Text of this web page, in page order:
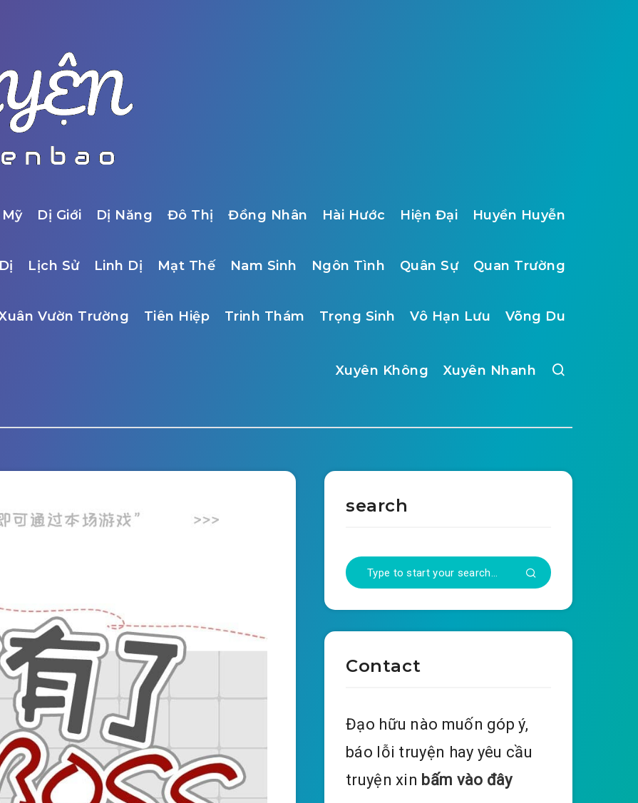
Dị Giới Dị Năng Đô Thị Đồng Nhân Hài Hước Hiện Đại Huyền Huyễn
Lịch Sử Linh Dị Mạt Thế Nam Sinh Ngôn Tình Quân Sự Quan Trường
Vườn Trường Tiên Hiệp Trinh Thám Trọng Sinh Vô Hạn Lưu Võng Du
Xuyên Không Xuyên Nhanh
search
Contact
Đạo hữu nào muốn góp ý,
báo lỗi truyện hay yêu cầu
truyện xin bấm vào đây